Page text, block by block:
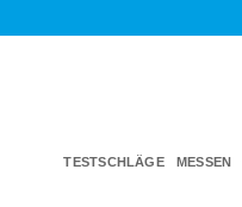
TESTSCHLÄGE MESSEN